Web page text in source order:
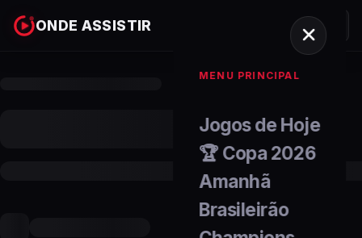
ONDE ASSISTIR
MENU PRINCIPAL
Jogos de Hoje
🏆 Copa 2026
Amanhã
Brasileirão